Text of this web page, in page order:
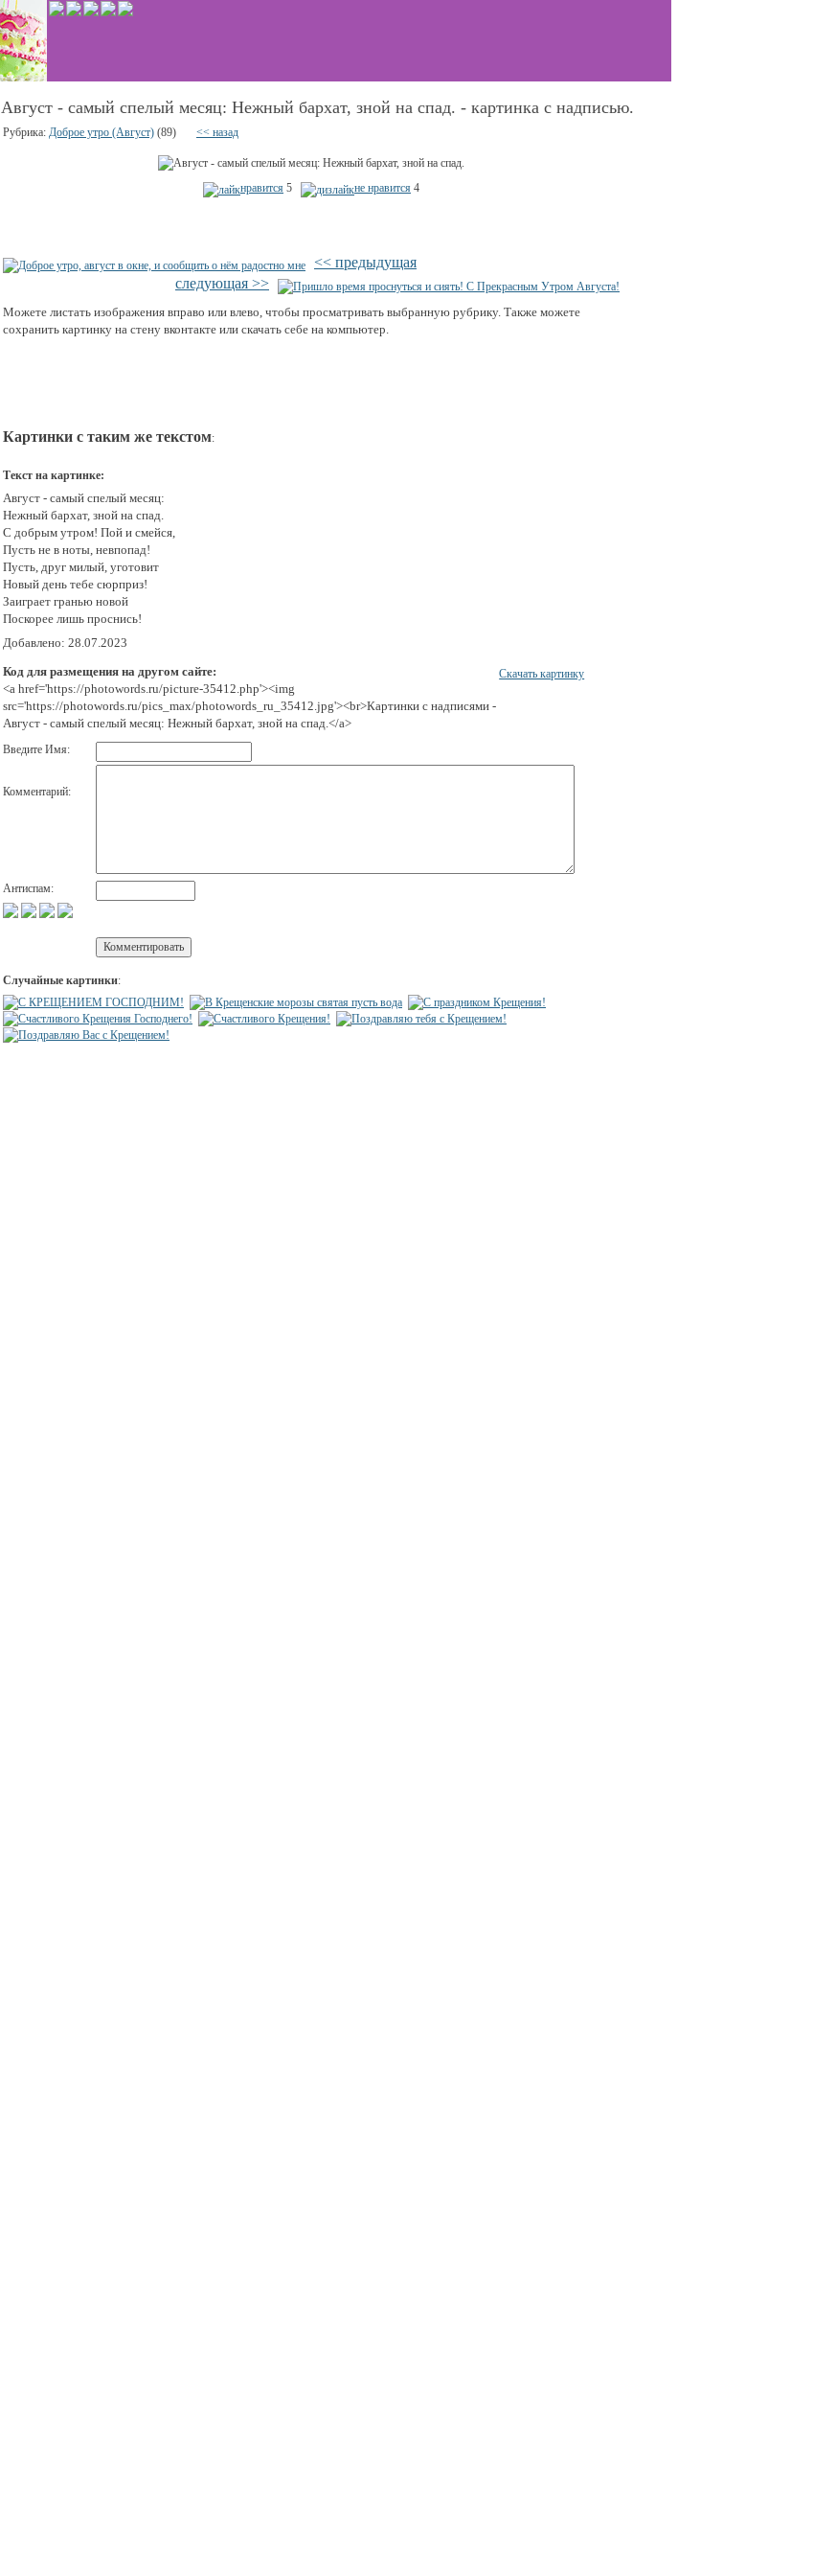
Август - самый спелый месяц: Нежный бархат, зной на спад. - картинка с надписью.
Рубрика: Доброе утро (Август) (89) << назад
нравится 5 не нравится 4
<< предыдущая
следующая >>
Можете листать изображения вправо или влево, чтобы просматривать выбранную рубрику. Также можете
сохранить картинку на стену вконтакте или скачать себе на компьютер.
Картинки с таким же текстом:
Текст на картинке:
Август - самый спелый месяц:
Нежный бархат, зной на спад.
С добрым утром! Пой и смейся,
Пусть не в ноты, невпопад!
Пусть, друг милый, уготовит
Новый день тебе сюрприз!
Заиграет гранью новой
Поскорее лишь проснись!
Добавлено: 28.07.2023
Код для размещения на другом сайте:
<a href='https://photowords.ru/picture-35412.php'><img
src='https://photowords.ru/pics_max/photowords_ru_35412.jpg'><br>Картинки с надписями -
Август - самый спелый месяц: Нежный бархат, зной на спад.</a>
Скачать картинку
Введите Имя:
Комментарий:
Антиспам:
Случайные картинки: